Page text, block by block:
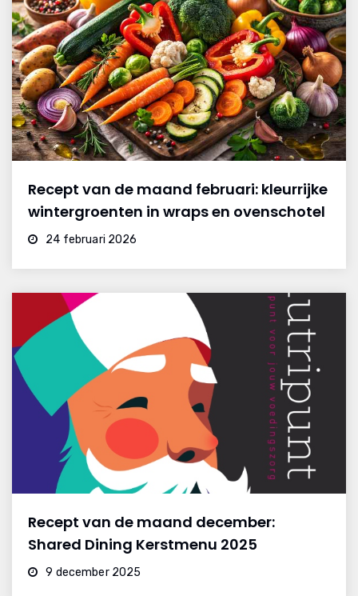
Recept van de maand februari: kleurrijke
wintergroenten in wraps en ovenschotel
24 februari 2026
Recept van de maand december:
Shared Dining Kerstmenu 2025
9 december 2025